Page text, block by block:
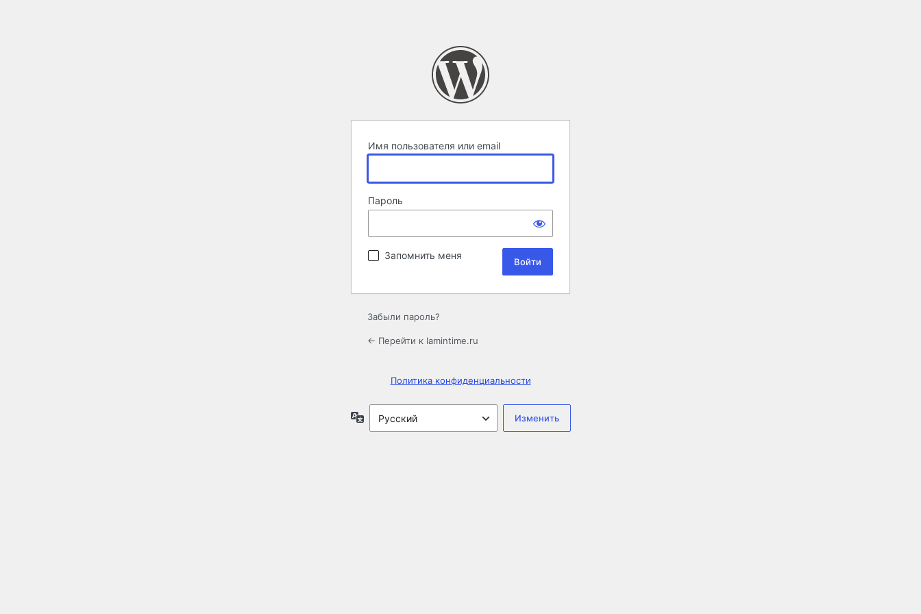
Имя пользователя или email
Пароль
Запомнить меня
Забыли пароль?
← Перейти к lamintime.ru
Политика конфиденциальности
Язык